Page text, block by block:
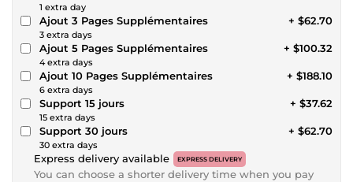
1 extra day
Ajout 3 Pages Supplémentaires
3 extra days
+ $62.70
Ajout 5 Pages Supplémentaires
4 extra days
+ $100.32
Ajout 10 Pages Supplémentaires
6 extra days
+ $188.10
Support 15 jours
15 extra days
+ $37.62
Support 30 jours
30 extra days
+ $62.70
Express delivery available EXPRESS DELIVERY
You can choose a shorter delivery time when you pay